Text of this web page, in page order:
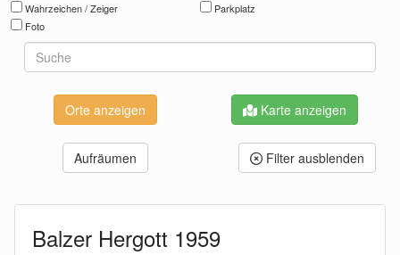
Wahrzeichen / Zeiger
Foto
Parkplatz
Karte anzeigen
Aufräumen Filter ausblenden
Balzer Hergott 1959